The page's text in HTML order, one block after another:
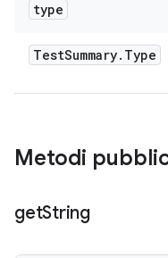
type
TestSummary. Type
Metodi
getString